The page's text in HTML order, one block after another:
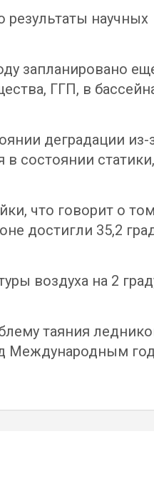
научных
запланировано
ГГП, в
деградации из-
состоянии
что говорит о
достигли 35,2
воздуха на 2
таяния
Международным